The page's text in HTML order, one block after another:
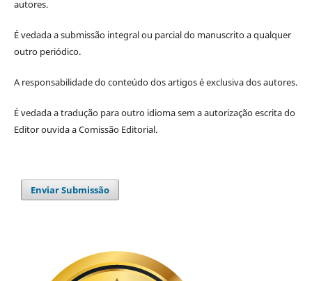
autores.
É vedada a submissão integral ou parcial do manuscrito a qualquer
outro periódico.
A responsabilidade do conteúdo dos artigos é exclusiva dos autores.
É vedada a tradução para outro idioma sem a autorização escrita do
Editor ouvida a Comissão Editorial.
Enviar Submissão